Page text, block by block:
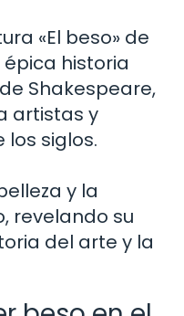
«El beso» de
historia
Shakespeare,
artistas y
siglos.
y la
revelando su
del arte y la